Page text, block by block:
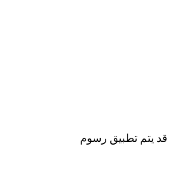
قد يتم تطبيق رسوم